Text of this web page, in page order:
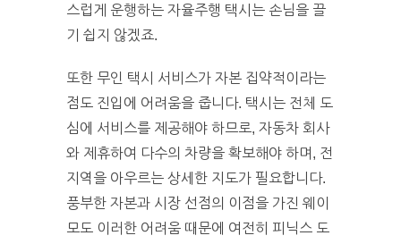
스럽게 운행하는 자율주행 택시는 손님을 끌
기 쉽지 않겠죠.
또한 무인 택시 서비스가 자본 집약적이라는
점도 진입에 어려움을 줍니다. 택시는 전체 도
심에 서비스를 제공해야 하므로, 자동차 회사
와 제휴하여 다수의 차량을 확보해야 하며, 전
지역을 아우르는 상세한 지도가 필요합니다.
풍부한 자본과 시장 선점의 이점을 가진 웨이
모도 이러한 어려움 때문에 여전히 피닉스 도